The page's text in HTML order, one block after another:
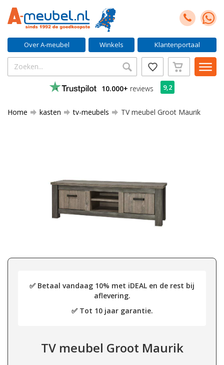
Over A-meubel Winkels Klantenportaal
10.000+ reviews 9,2
Home kasten tv-meubels TV meubel Groot Maurik
✅ Betaal vandaag 10% met iDEAL en de rest bij
aflevering.
✅ Tot 10 jaar garantie.
TV meubel Groot Maurik